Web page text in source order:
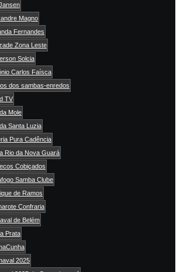
Magno
Fernandes
Zona Leste
Solcia
Carlos Faísca
dos sambas-enredos
TV
Mole
Santa Luzia
Pura Cadência
Rio da Nova Guará
Cobiçados
Samba Clube
de Ramos
Confraria
de Belém
Prata
2025